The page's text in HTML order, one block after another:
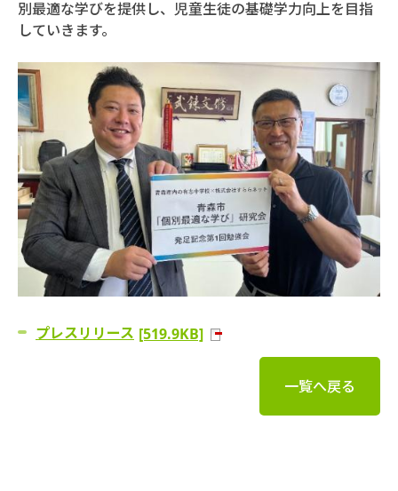
別最適な学びを提供し、児童生徒の基礎学力向上を目指
していきます。
プレスリリース [519.9KB]
一覧へ戻る